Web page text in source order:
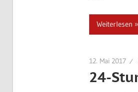
Weiterlesen
12. Mai 2017
24-